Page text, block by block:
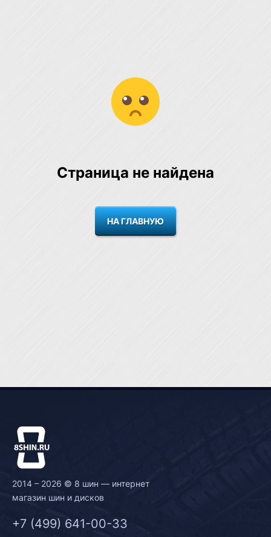
Страница не найдена
НА ГЛАВНУЮ
2014 – 2026 © 8 шин — интернет
магазин шин и дисков
+7 (499) 641-00-33